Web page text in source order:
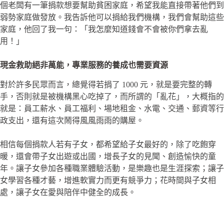
個老闆有一筆捐款想要幫助貧困家庭，希望我能直接帶著他們到
弱勢家庭做發放。我告訴他可以捐給我們機構，我們會幫助這些
家庭，他回了我一句：「我怎麼知道錢會不會被你們拿去亂
用！」
現金救助絕非萬能，專業服務的養成也需要資源
對於許多民眾而言，總覺得若捐了 1000 元，就是要完整的轉
手，否則就是被機構黑心吃掉了，而所謂的「亂花」，大概指的
就是：員工薪水、員工福利、場地租金、水電、交通、郵資等行
政支出，還有這次鬧得風風雨雨的購屋。
相信每個捐款人若有子女，都希望給子女最好的，除了吃飽穿
暖，還會帶子女出遊或出國，增長子女的見聞、創造愉快的童
年。讓子女參加各種職業體驗活動，是樂趣也是生涯探索；讓子
女學習各種才藝，增進軟實力而更有競爭力；花時間與子女相
處，讓子女在愛與陪伴中健全的成長。